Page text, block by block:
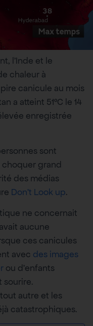
l’Inde et le
chaleur à
canicule au mois
a atteint 51°C le 14
enregistrée
sont
choquer grand
des médias
Don’t Look up.
ne concernait
aucune
ces canicules
avec des images
ou d’enfants
sourire.
autre et les
catastrophiques.